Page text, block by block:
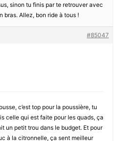
sinon tu finis par te retrouver avec
bras. Allez, bon ride à tous !
#85047
c’est top pour la poussière, tu
celle qui est faite pour les quads, ça
un petit trou dans le budget. Et pour
à la citronnelle, ça sent meilleur